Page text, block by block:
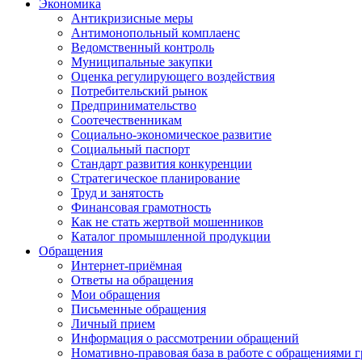
Экономика
Антикризисные меры
Антимонопольный комплаенс
Ведомственный контроль
Муниципальные закупки
Оценка регулирующего воздействия
Потребительский рынок
Предпринимательство
Соотечественникам
Социально-экономическое развитие
Социальный паспорт
Стандарт развития конкуренции
Стратегическое планирование
Труд и занятость
Финансовая грамотность
Как не стать жертвой мошенников
Каталог промышленной продукции
Обращения
Интернет-приёмная
Ответы на обращения
Мои обращения
Письменные обращения
Личный прием
Информация о рассмотрении обращений
Номативно-правовая база в работе с обращениями